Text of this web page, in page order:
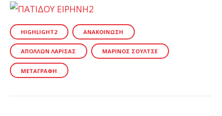
HIGHLIGHT2 ΑΝΑΚΟΊΝΩΣΗ
ΑΠΌΛΛΩΝ ΛΆΡΙΣΑΣ ΜΑΡΊΝΟΣ ΣΟΎΛΤΣΕ
ΜΕΤΑΓΡΑΦΉ